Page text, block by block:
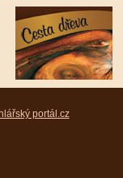
portál.cz